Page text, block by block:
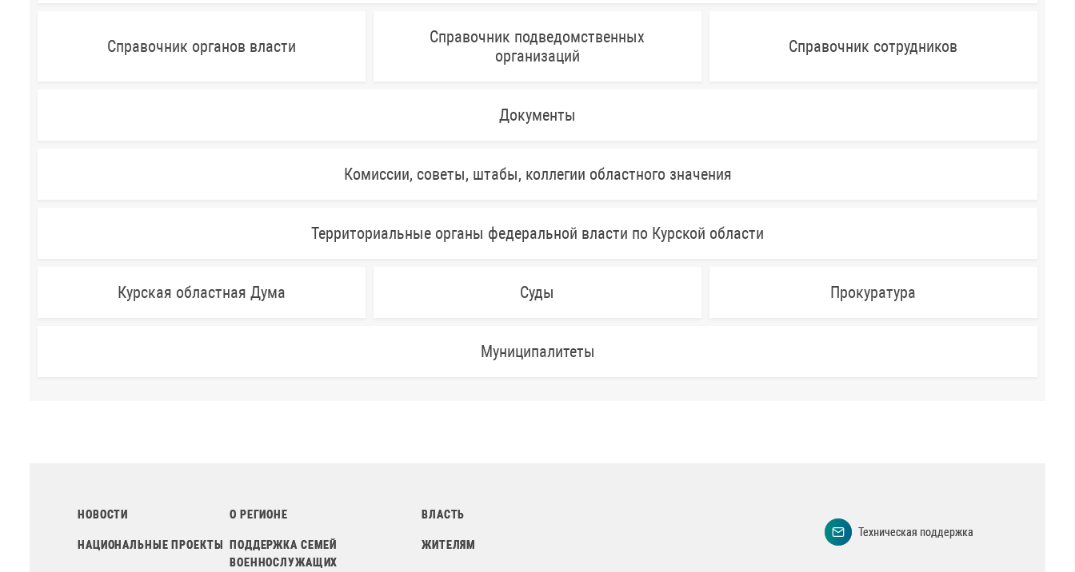
Справочник органов власти
Справочник подведомственных
организаций
Справочник сотрудников
Документы
Комиссии, советы, штабы, коллегии областного значения
Территориальные органы федеральной власти по Курской области
Курская областная Дума Суды Прокуратура
Муниципалитеты
НОВОСТИ О РЕГИОНЕ ВЛАСТЬ
НАЦИОНАЛЬНЫЕ ПРОЕКТЫ
ПОДДЕРЖКА СЕМЕЙ
ВОЕННОСЛУЖАЩИХ
ЖИТЕЛЯМ
Техническая поддержка